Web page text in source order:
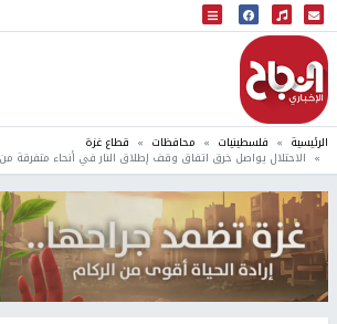
البث المباشر
إذاعة النجاح
الرئيسية فلسطينيات محافظات قطاع غزة
الاحتلال يواصل خرق اتفاق وقف إطلاق النار في أنحاء متفرقة